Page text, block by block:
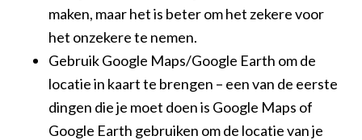
maken, maar het is beter om het zekere voor
het onzekere te nemen.
Gebruik Google Maps/Google Earth om de
locatie in kaart te brengen – een van de eerste
dingen die je moet doen is Google Maps of
Google Earth gebruiken om de locatie van je